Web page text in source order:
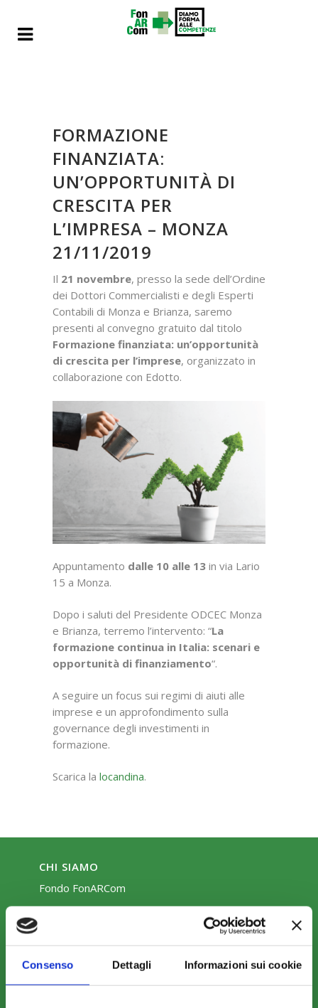
Consenso Dettagli Informazioni sui cookie
FORMAZIONE
FINANZIATA:
UN’OPPORTUNITÀ DI
CRESCITA PER
L’IMPRESA – MONZA
21/11/2019
Il 21 novembre, presso la sede dell’Ordine
dei Dottori Commercialisti e degli Esperti
Contabili di Monza e Brianza, saremo
presenti al convegno gratuito dal titolo
Formazione finanziata: un’opportunità
di crescita per l’imprese, organizzato in
collaborazione con Edotto.
Appuntamento dalle 10 alle 13 in via Lario
15 a Monza.
Dopo i saluti del Presidente ODCEC Monza
e Brianza, terremo l’intervento: “La
formazione continua in Italia: scenari e
opportunità di finanziamento“.
A seguire un focus sui regimi di aiuti alle
imprese e un approfondimento sulla
governance degli investimenti in
formazione.
Scarica la locandina.
CHI SIAMO
Fondo FonARCom